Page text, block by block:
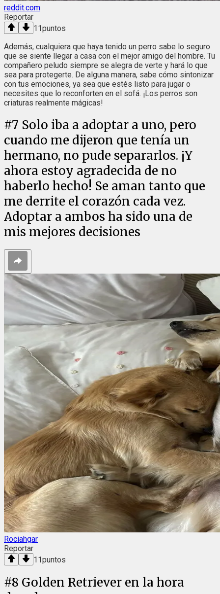
reddit.com
Reportar
11puntos
Además, cualquiera que haya tenido un perro sabe lo seguro
que se siente llegar a casa con el mejor amigo del hombre. Tu
compañero peludo siempre se alegra de verte y hará lo que
sea para protegerte. De alguna manera, sabe cómo sintonizar
con tus emociones, ya sea que estés listo para jugar o
necesites que lo reconforten en el sofá. ¡Los perros son
criaturas realmente mágicas!
#7 Solo iba a adoptar a uno, pero
cuando me dijeron que tenía un
hermano, no pude separarlos. ¡Y
ahora estoy agradecida de no
haberlo hecho! Se aman tanto que
me derrite el corazón cada vez.
Adoptar a ambos ha sido una de
mis mejores decisiones
Rociahgar
Reportar
11puntos
#8 Golden Retriever en la hora